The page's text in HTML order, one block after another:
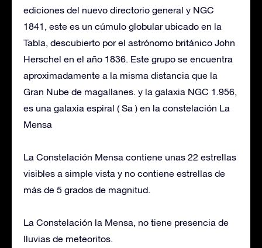
ediciones del nuevo directorio general y NGC
1841, este es un cúmulo globular ubicado en la
Tabla, descubierto por el astrónomo británico John
Herschel en el año 1836. Este grupo se encuentra
aproximadamente a la misma distancia que la
Gran Nube de magallanes. y la galaxia NGC 1.956,
es una galaxia espiral ( Sa ) en la constelación La
Mensa
La Constelación Mensa contiene unas 22 estrellas
visibles a simple vista y no contiene estrellas de
más de 5 grados de magnitud.
La Constelación la Mensa, no tiene presencia de
lluvias de meteoritos.